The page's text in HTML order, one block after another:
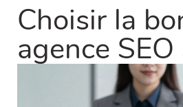
Choisir la
agence